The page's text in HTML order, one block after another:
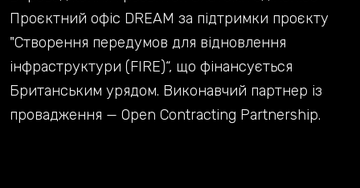
Проєктний офіс DREAM за підтримки проєкту
"Створення передумов для відновлення
інфраструктури (FIRE)“, що фінансується
Британським урядом. Виконавчий партнер із
провадження — Open Contracting Partnership.